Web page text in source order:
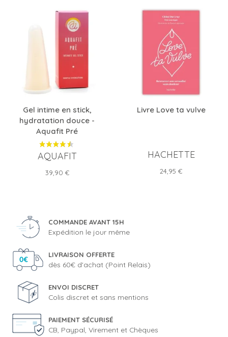
Gel intime en stick,
hydratation douce -
Aquafit Pré
AQUAFIT
Prix
39,90 €
Livre Love ta vulve
HACHETTE
Prix
24,95 €
COMMANDE AVANT 15H
Expédition le jour même
LIVRAISON OFFERTE
dès 60€ d'achat (Point Relais)
ENVOI DISCRET
Colis discret et sans mentions
PAIEMENT SÉCURISÉ
CB, Paypal, Virement et Chèques